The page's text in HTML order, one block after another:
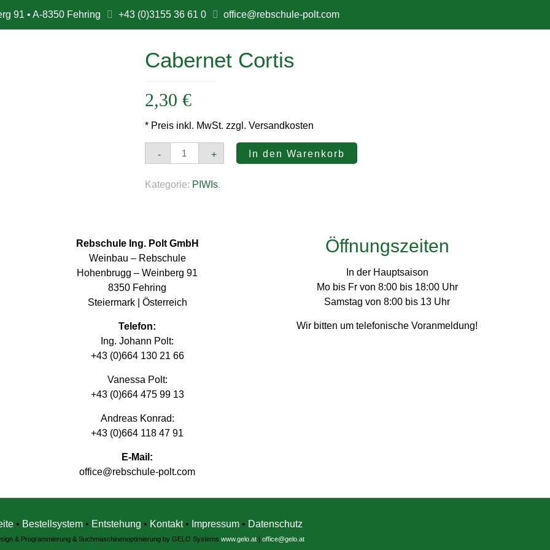
91 • A-8350 Fehring +43 (0)3155 36 61 0 office@rebschule-polt.com
Cabernet Cortis
2,30 €
* Preis inkl. MwSt. zzgl. Versandkosten
-
Cabernet
Cortis
Menge
+ In den Warenkorb
Kategorie: PIWIs.
Rebschule Ing. Polt GmbH
Weinbau – Rebschule
Hohenbrugg – Weinberg 91
8350 Fehring
Steiermark | Österreich
Telefon:
Ing. Johann Polt:
+43 (0)664 130 21 66
Vanessa Polt:
+43 (0)664 475 99 13
Andreas Konrad:
+43 (0)664 118 47 91
E-Mail:
office@rebschule-polt.com
Öffnungszeiten
In der Hauptsaison
Mo bis Fr von 8:00 bis 18:00 Uhr
Samstag von 8:00 bis 13 Uhr
Wir bitten um telefonische Voranmeldung!
• Bestellsystem • Entstehung • Kontakt• Impressum• Datenschutz
& Programmierung & Suchmaschinenoptimierung by GELO Systems www.gelo.at| office@gelo.at